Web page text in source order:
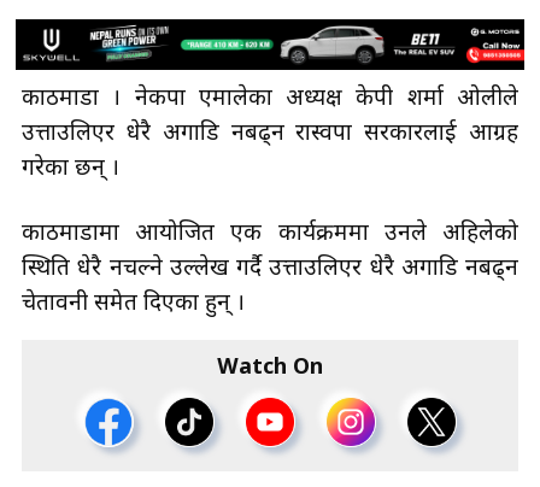
काठमाडौँ । नेकपा एमालेका अध्यक्ष केपी शर्मा ओलीले
उत्ताउलिएर धेरै अगाडि नबढ्न रास्वपा सरकारलाई आग्रह
गरेका छन् ।
काठमाडौँमा आयोजित एक कार्यक्रममा उनले अहिलेको
स्थिति धेरै नचल्ने उल्लेख गर्दै उत्ताउलिएर धेरै अगाडि नबढ्न
चेतावनी समेत दिएका हुन् ।
Watch On